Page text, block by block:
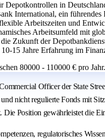
Depotkontrollen in
International, ein
Arbeitszeiten und
Arbeitsumfeld mit
Zukunft der
15 Jahre Erfahrung im
80000 - 110000 € pro Jahr.
Officer der State
nicht regulierte Fonds mit
Position gewährleistet die
regulatorisches